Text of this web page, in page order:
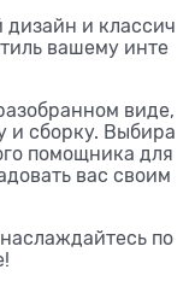
и классич
вашему инте
виде,
и сборку. Выбира
помощника для
вас своим
по